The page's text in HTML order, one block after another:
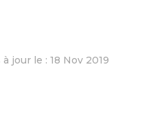
à jour le : 18 Nov 2019
FACEBOOK
SUR LINKEDIN